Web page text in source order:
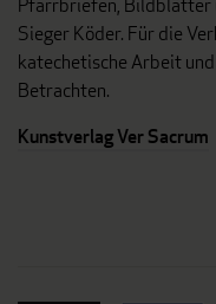
Pfarrbriefen, Bildblätter
Sieger Köder. Für die
katechetische Arbeit
Betrachten.
Kunstverlag Ver Sacrum